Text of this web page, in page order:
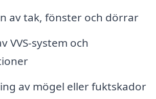
av tak, fönster och dörrar
VVS-system och
av mögel eller fuktskador